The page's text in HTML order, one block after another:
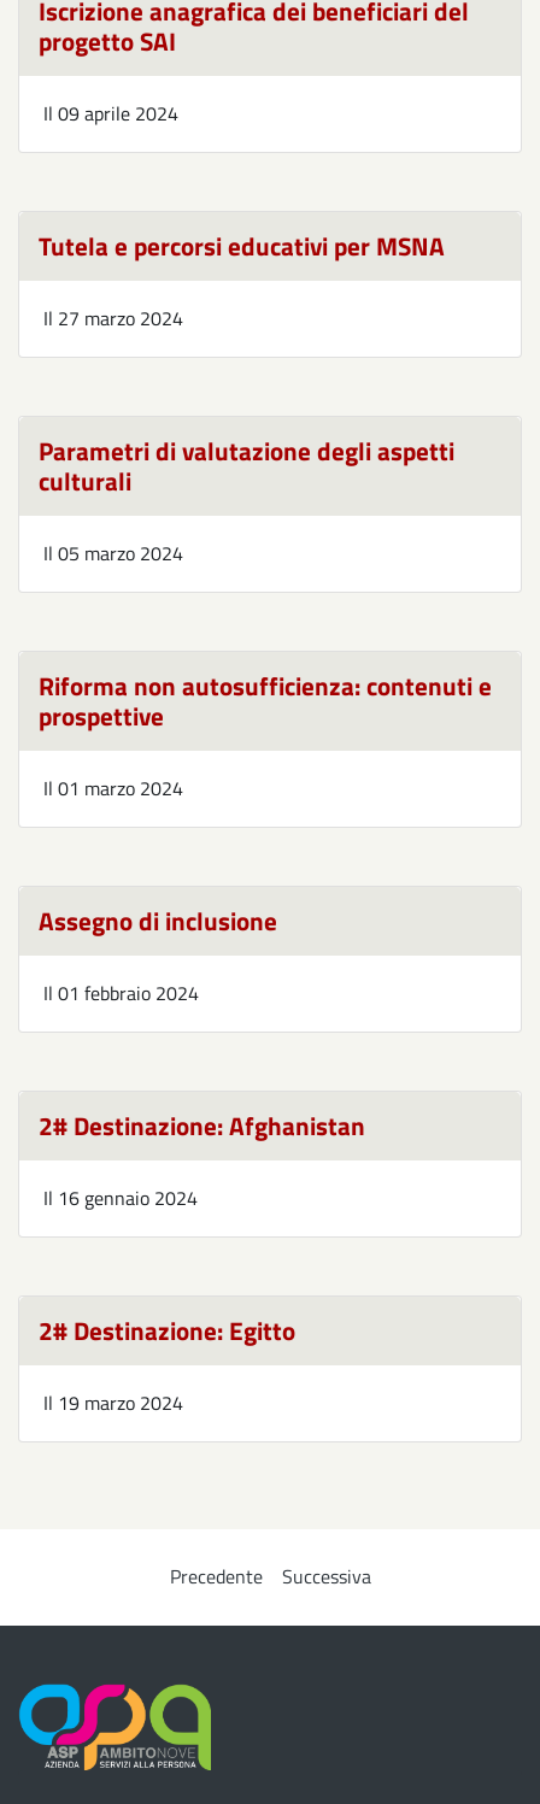
Iscrizione anagrafica dei beneficiari del
progetto SAI
Il 09 aprile 2024
Tutela e percorsi educativi per MSNA
Il 27 marzo 2024
Parametri di valutazione degli aspetti
culturali
Il 05 marzo 2024
Riforma non autosufficienza: contenuti e
prospettive
Il 01 marzo 2024
Assegno di inclusione
Il 01 febbraio 2024
2# Destinazione: Afghanistan
Il 16 gennaio 2024
2# Destinazione: Egitto
Il 19 marzo 2024
Precedente Successiva